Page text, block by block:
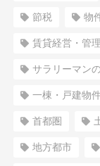
節税 物
賃貸経営・管理
サラリーマン
一棟・戸建物
首都圏
地方都市